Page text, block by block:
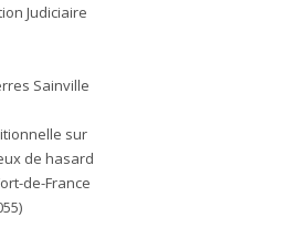
Judiciaire
Sainville
sur
de hasard
de-France